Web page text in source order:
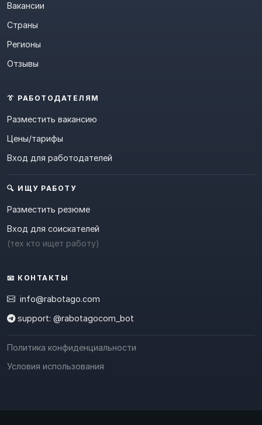
Вакансии
Страны
Регионы
Отзывы
👔 РАБОТОДАТЕЛЯМ
Разместить вакансию
Цены/тарифы
Вход для работодателей
🔍 ИЩУ РАБОТУ
Разместить резюме
Вход для соискателей
(тех кто ищет работу)
📧 КОНТАКТЫ
info@rabotago.com
support: @rabotagocom_bot
Политика конфиденциальности
Условия использования